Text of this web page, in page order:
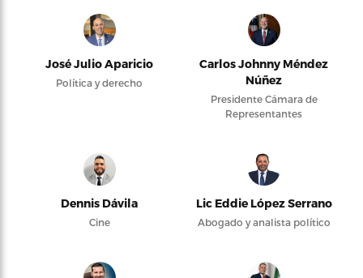
José Julio Aparicio
Política y derecho
Carlos Johnny Méndez
Núñez
Presidente Cámara de
Representantes
Dennis Dávila
Cine
Lic Eddie López Serrano
Abogado y analista político